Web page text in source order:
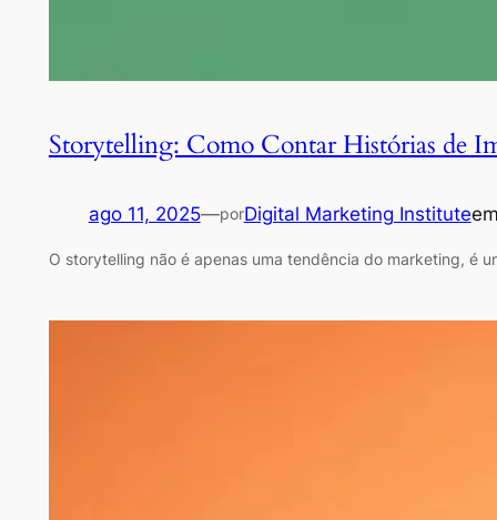
Storytelling: Como Contar Histórias de
ago 11, 2025—porDigital Marketing Institute
O storytelling não é apenas uma tendência do marketing, é